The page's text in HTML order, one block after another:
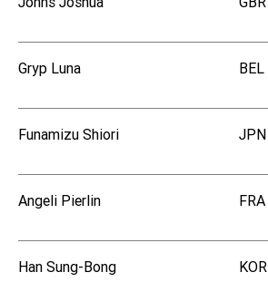
Gryp Luna BEL
Funamizu Shiori JPN
Angeli Pierlin FRA
Han Sung-Bong KOR